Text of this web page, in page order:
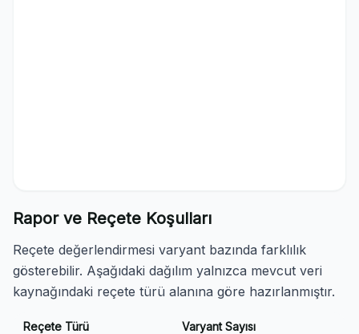
Rapor ve Reçete Koşulları
Reçete değerlendirmesi varyant bazında farklılık
gösterebilir. Aşağıdaki dağılım yalnızca mevcut veri
kaynağındaki reçete türü alanına göre hazırlanmıştır.
Reçete Türü Varyant Sayısı